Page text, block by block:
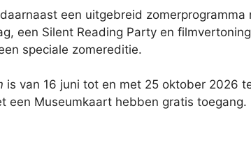
daarnaast een uitgebreid
een Silent Reading Party en
speciale zomereditie.
is van 16 juni tot en met 25 oktober 2026
een Museumkaart hebben gratis toegang.